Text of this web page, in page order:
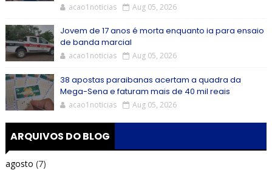
acao1noticias Aug 05, 2026
Jovem de 17 anos é morta enquanto ia para ensaio
de banda marcial
acao1noticias Aug 05, 2026
38 apostas paraibanas acertam a quadra da
Mega-Sena e faturam mais de 40 mil reais
acao1noticias Aug 05, 2026
ARQUIVOS DO BLOG
agosto (7)